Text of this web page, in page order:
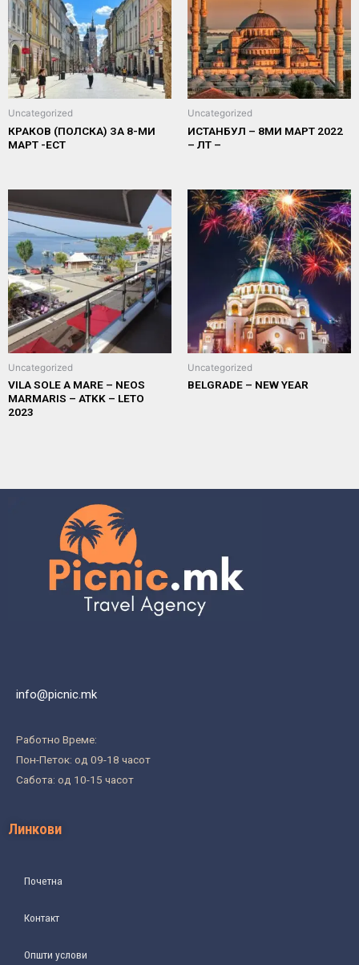
Uncategorized
КРАКОВ (ПОЛСКА) ЗА 8-МИ
МАРТ -ЕСТ
Uncategorized
ИСТАНБУЛ – 8МИ МАРТ 2022
– ЛТ –
Uncategorized
VILA SOLE A MARE – NEOS
MARMARIS – ATKK – LETO
2023
Uncategorized
BELGRADE – NEW YEAR
info@picnic.mk
Работно Време:
Пон-Петок: од 09-18 часот
Сабота: од 10-15 часот
Линкови
Почетна
Контакт
Општи услови